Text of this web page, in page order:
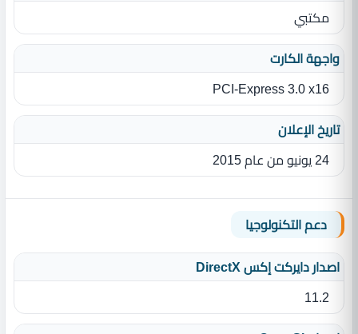
مكتبي
واجهة الكارت
PCI-Express 3.0 x16
تاريخ الإعلان
24 يونيو من عام 2015
دعم التكنولوجيا
اصدار دايركت إكس DirectX
11.2